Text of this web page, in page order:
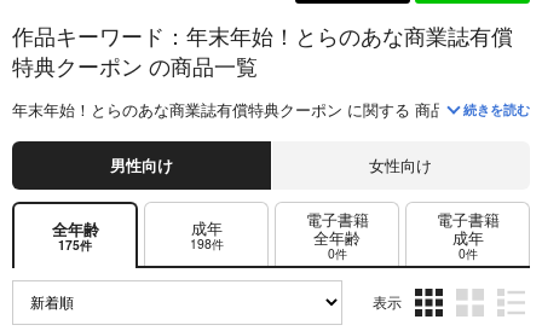
作品キーワード：年末年始！とらのあな商業誌有償
特典クーポン の商品一覧
年末年始！とらのあな商業誌有償特典クーポン に関する 商品 は、175件
続きを読む
男性向け 女性向け
全年齢
175件
成年
198件
電子書籍
全年齢
0件
電子書籍
成年
0件
表示